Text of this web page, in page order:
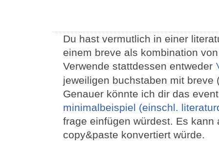
Du hast vermutlich in einer
einem breve als kombination
Verwende stattdessen entweder
jeweiligen buchstaben mit
Genauer könnte ich dir das
minimalbeispiel (einschl.
frage einfügen würdest. Es
copy&paste konvertiert würde.